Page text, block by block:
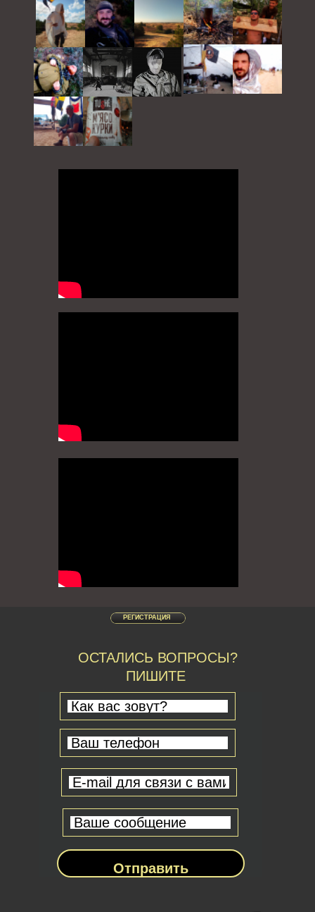
Отправить
РЕГИСТРАЦИЯ
ОСТАЛИСЬ ВОПРОСЫ?
ПИШИТЕ